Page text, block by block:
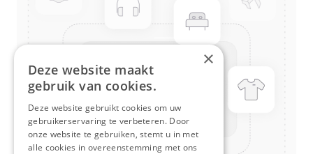
×
Deze website maakt
gebruik van cookies.
Deze website gebruikt cookies om uw
gebruikerservaring te verbeteren. Door
onze website te gebruiken, stemt u in met
alle cookies in overeenstemming met ons